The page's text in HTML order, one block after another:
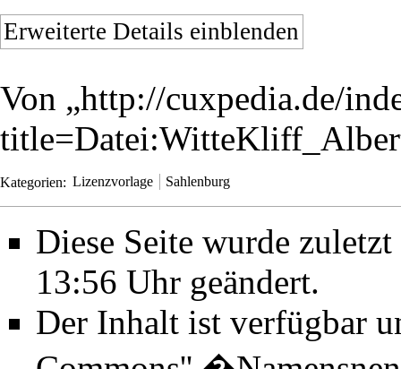
Erweiterte Details einblenden
Von „http://cuxpedia.de/
Kategorien: Lizenzvorlage Sahlenburg
Diese Seite wurde
13:56 Uhr geändert.
Der Inhalt ist verfügbar